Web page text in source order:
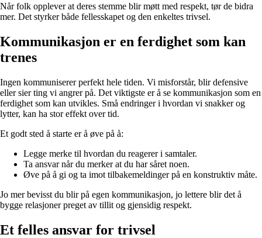
Når folk opplever at deres stemme blir møtt med respekt, tør de bidra
mer. Det styrker både fellesskapet og den enkeltes trivsel.
Kommunikasjon er en ferdighet som kan
trenes
Ingen kommuniserer perfekt hele tiden. Vi misforstår, blir defensive
eller sier ting vi angrer på. Det viktigste er å se kommunikasjon som en
ferdighet som kan utvikles. Små endringer i hvordan vi snakker og
lytter, kan ha stor effekt over tid.
Et godt sted å starte er å øve på å:
Legge merke til hvordan du reagerer i samtaler.
Ta ansvar når du merker at du har såret noen.
Øve på å gi og ta imot tilbakemeldinger på en konstruktiv måte.
Jo mer bevisst du blir på egen kommunikasjon, jo lettere blir det å
bygge relasjoner preget av tillit og gjensidig respekt.
Et felles ansvar for trivsel